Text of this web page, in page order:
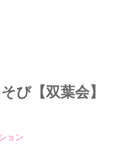
び【双葉会】
ョン